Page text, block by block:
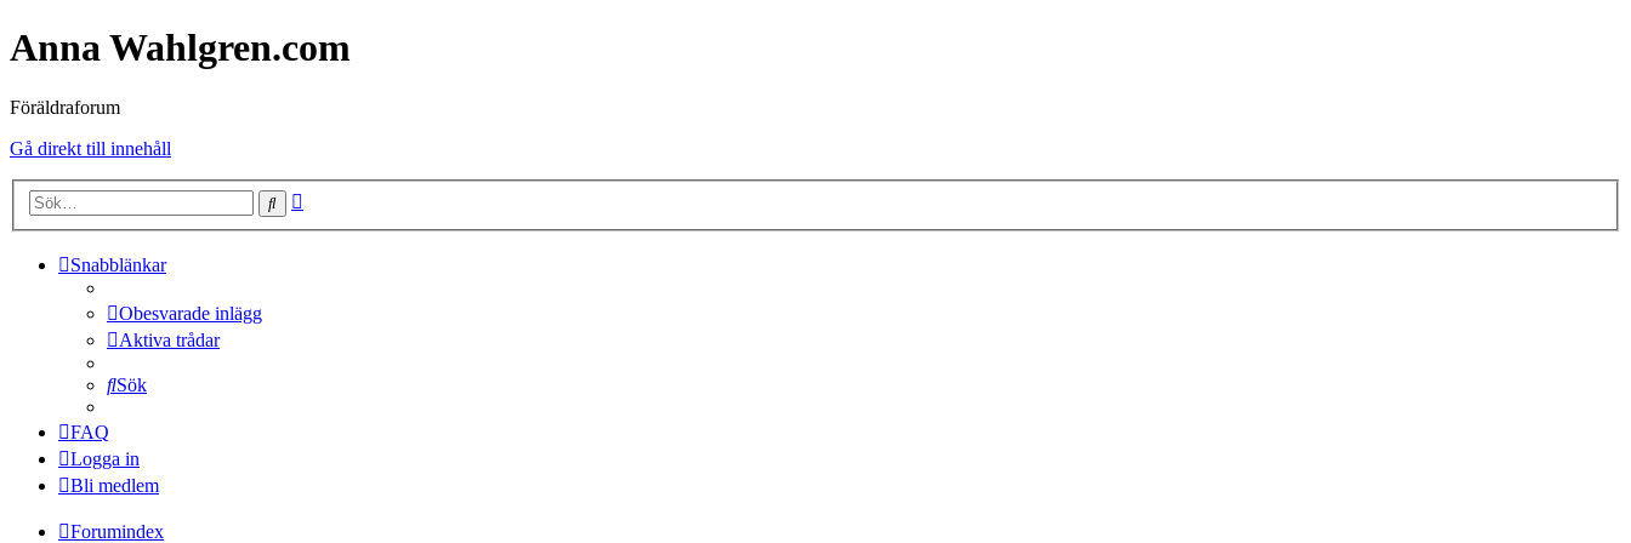
Anna Wahlgren.com
Föräldraforum
Gå direkt till innehåll
Sök
Snabblänkar
Obesvarade inlägg
Aktiva trådar
Sök
FAQ
Logga in
Bli medlem
Forumindex